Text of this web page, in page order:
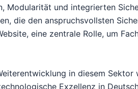
Modularität und integrierten
die den anspruchsvollsten
eine zentrale Rolle, um
in diesem
Exzellenz in